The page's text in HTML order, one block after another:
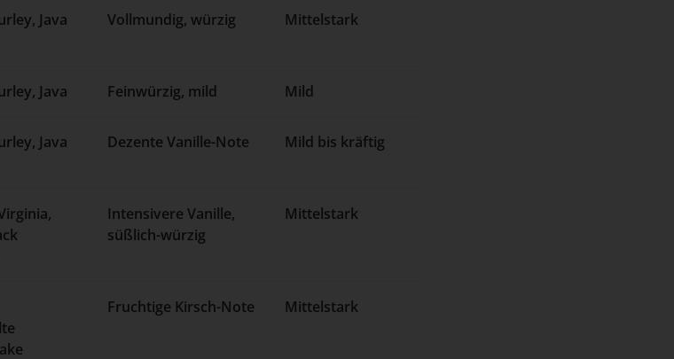
Java Vollmundig, würzig Mittelstark
Java Feinwürzig, mild Mild
Java Dezente Vanille-Note Mild bis kräftig
Intensivere Vanille,
süßlich-würzig
Mittelstark
Fruchtige Kirsch-Note Mittelstark